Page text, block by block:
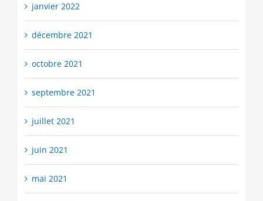
janvier 2022
décembre 2021
octobre 2021
septembre 2021
juillet 2021
juin 2021
mai 2021